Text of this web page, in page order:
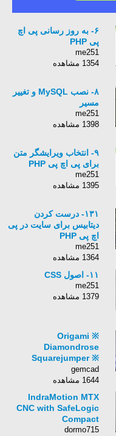
۶- به روز رسانی پی اچ
پی PHP
me251
1354 مشاهده
۸- نصب MySQL و تغییر
مسیر
me251
1398 مشاهده
۹- انتخاب ویرایشگر متن
برای پی اچ پی PHP
me251
1395 مشاهده
۱۳۱- درست کردن
دیتابیس برای سایت در پی
اچ پی PHP
me251
1364 مشاهده
۱۱- اصول CSS
me251
1379 مشاهده
Origami ※
Diamondrose
Squarejumper ※
Spinner
gemcad
1644 مشاهده
IndraMotion MTX
CNC with SafeLogic
Compact
dormo715